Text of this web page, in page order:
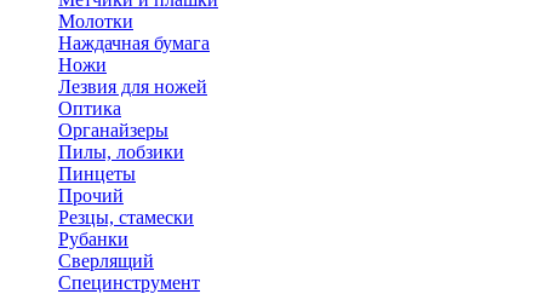
Молотки
Наждачная бумага
Ножи
Лезвия для ножей
Оптика
Органайзеры
Пилы, лобзики
Пинцеты
Прочий
Резцы, стамески
Рубанки
Сверлящий
Специнструмент